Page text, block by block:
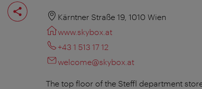
Oldal
megosztása
Kärntner Straße 19, 1010 Wien
www.skybox.at
+43 1 513 17 12
welcome@skybox.at
The top floor of the Steffl department